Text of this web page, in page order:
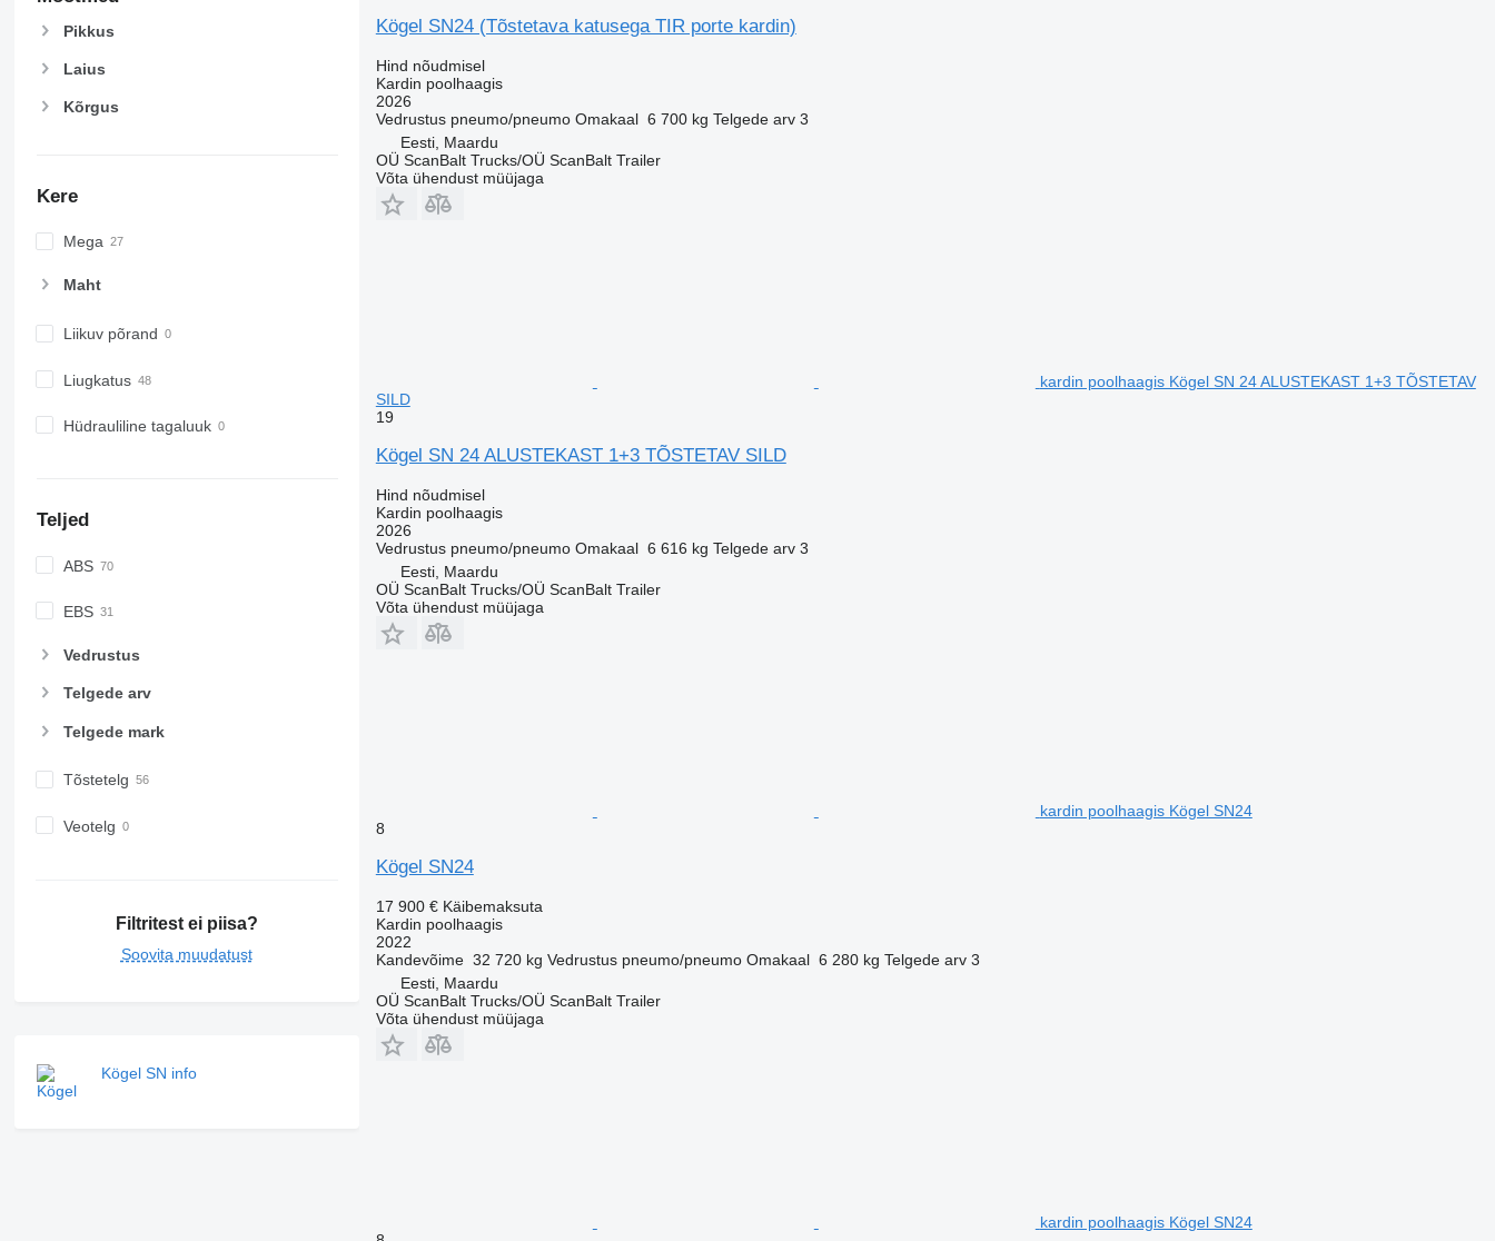
Pikkus
Laius
Kõrgus
Kere
Mega
Maht
Liikuv põrand
Liugkatus
Hüdrauliline tagaluuk
Teljed
ABS
EBS
Vedrustus
Telgede arv
Telgede mark
Tõstetelg
Veotelg
Filtritest ei piisa?
Soovita muudatust
Kögel SN info
Kögel SN24 (Tõstetava katusega TIR porte kardin)
Hind nõudmisel
Kardin poolhaagis
2026
Vedrustus pneumo/pneumo Omakaal 6 700 kg Telgede arv 3
Eesti, Maardu
OÜ ScanBalt Trucks/OÜ ScanBalt Trailer
Võta ühendust müüjaga
kardin poolhaagis Kögel SN 24 ALUSTEKAST 1+3 TÕSTETAV
SILD
19
Kögel SN 24 ALUSTEKAST 1+3 TÕSTETAV SILD
Hind nõudmisel
Kardin poolhaagis
2026
Vedrustus pneumo/pneumo Omakaal 6 616 kg Telgede arv 3
Eesti, Maardu
OÜ ScanBalt Trucks/OÜ ScanBalt Trailer
Võta ühendust müüjaga
kardin poolhaagis Kögel SN24
8
Kögel SN24
17 900 € Käibemaksuta
Kardin poolhaagis
2022
Kandevõime 32 720 kg Vedrustus pneumo/pneumo Omakaal 6 280 kg Telgede arv 3
Eesti, Maardu
OÜ ScanBalt Trucks/OÜ ScanBalt Trailer
Võta ühendust müüjaga
kardin poolhaagis Kögel SN24